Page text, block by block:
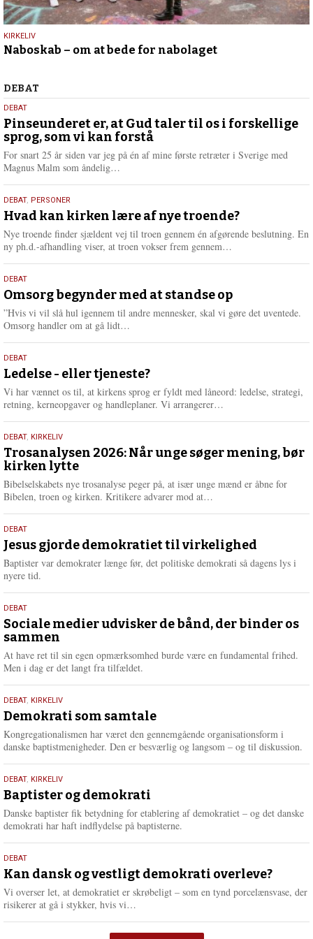
9.
juli
KIRKELIV
Naboskab – om at bede for nabolaget
Debat
DEBAT
5.
august
2026
DEBAT
Pinseunderet er, at Gud taler til os i forskellige
sprog, som vi kan forstå
For snart 25 år siden var jeg på én af mine første retræter i Sverige med
Magnus Malm som åndelig…
e
r
e
25.
juli
2026
DEBAT, PERSONER
Hvad kan kirken lære af nye troende?
Nye troende finder sjældent vej til troen gennem én afgørende beslutning. En
ny ph.d.-afhandling viser, at troen vokser frem gennem…
e
r
e
9.
juli
2026
DEBAT
Omsorg begynder med at standse op
”Hvis vi vil slå hul igennem til andre mennesker, skal vi gøre det uventede.
Omsorg handler om at gå lidt…
e
r
e
10.
juni
2026
DEBAT
Ledelse - eller tjeneste?
Vi har vænnet os til, at kirkens sprog er fyldt med låneord: ledelse, strategi,
retning, kerneopgaver og handleplaner. Vi arrangerer…
e
2.
juni
2026
DEBAT, KIRKELIV
Trosanalysen 2026: Når unge søger mening, bør
kirken lytte
Bibelselskabets nye trosanalyse peger på, at især unge mænd er åbne for
Bibelen, troen og kirken. Kritikere advarer mod at…
e
r
18.
maj
2026
DEBAT
Jesus gjorde demokratiet til virkelighed
Baptister var demokrater længe før, det politiske demokrati så dagens lys i
nyere tid.
18.
maj
2026
DEBAT
Sociale medier udvisker de bånd, der binder os
sammen
At have ret til sin egen opmærksomhed burde være en fundamental frihed.
Men i dag er det langt fra tilfældet.
18.
maj
2026
DEBAT, KIRKELIV
Demokrati som samtale
Kongregationalismen har været den gennemgående organisationsform i
danske baptistmenigheder. Den er besværlig og langsom – og til diskussion.
18.
maj
2026
DEBAT, KIRKELIV
Baptister og demokrati
Danske baptister fik betydning for etablering af demokratiet – og det danske
demokrati har haft indflydelse på baptisterne.
18.
maj
2026
DEBAT
Kan dansk og vestligt demokrati overleve?
Vi overser let, at demokratiet er skrøbeligt – som en tynd porcelænsvase, der
risikerer at gå i stykker, hvis vi…